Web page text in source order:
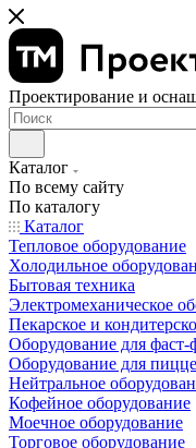
Проектирование и
Каталог
По всему сайту
По каталогу
Каталог
Тепловое оборудование
Холодильное
Бытовая техника
Электромеханическое
Пекарское и
Оборудование для фаст-
Оборудование для
Нейтральное
Кофейное оборудование
Моечное оборудование
Торговое оборудование